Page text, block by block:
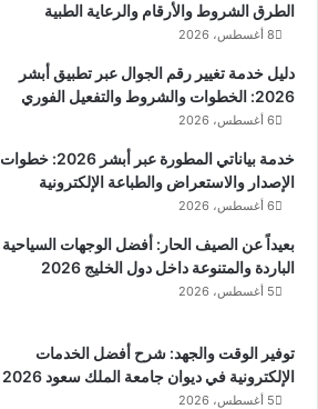
الطرق الشروط والأرقام والرعاية الطبية
8 أغسطس، 2026
دليل خدمة تغيير رقم الجوال عبر تطبيق أبشر
2026: الخطوات والشروط والتفعيل الفوري
6 أغسطس، 2026
خدمة بياناتي المطورة عبر أبشر 2026: خطوات
الإصدار والاستعراض والطباعة الإلكترونية
6 أغسطس، 2026
بعيداً عن الصيف الحار: أفضل الوجهات السياحية
الباردة والمتنوعة داخل دول الخليج 2026
5 أغسطس، 2026
توفير الوقت والجهد: شرح أفضل الخدمات
الإلكترونية في ديوان جامعة الملك سعود 2026
5 أغسطس، 2026